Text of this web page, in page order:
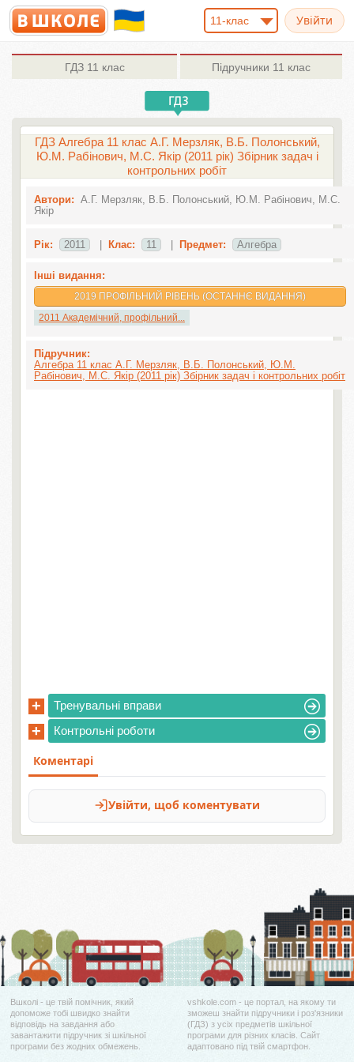
11-клас
ГДЗ11 клас Підручники 11 клас
ГДЗ Алгебра 11 клас А.Г. Мерзляк, В.Б. Полонський,
Ю.М. Рабінович, М.С. Якір (2011 рік) Збірник задач і
контрольних робіт
Автори: А.Г. Мерзляк, В.Б. Полонський, Ю.М. Рабінович, М.С.
Якір
Рік: 2011 Клас: 11 Предмет: Алгебра
Інші видання:
2019 ПРОФІЛЬНИЙ РІВЕНЬ (ОСТАННЄ ВИДАННЯ)
2011 Академічний, профільний...
Підручник:
Алгебра 11 клас А.Г. Мерзляк, В.Б. Полонський, Ю.М.
Рабінович, М.С. Якір (2011 рік) Збірник задач і контрольних робіт
+ Тренувальні вправи
+ Контрольні роботи
Вшколі - це твій помічник, який
допоможе тобі швидко знайти
відповідь на завдання або
завантажити підручник зі шкільної
програми без жодних обмежень.
vshkole.com - це портал, на якому ти
зможеш знайти підручники і роз'язники
(ГДЗ) з усіх предметів шкільної
програми для різних класів. Сайт
адаптовано під твій смартфон.